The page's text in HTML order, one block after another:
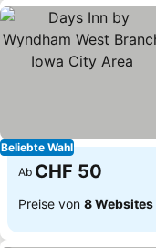
Beliebte Wahl
Ab CHF 50
Preise von 8 Websites